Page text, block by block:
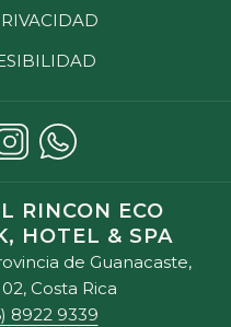
RINCON ECO
HOTEL & SPA
de Guanacaste,
Costa Rica
8922 9339